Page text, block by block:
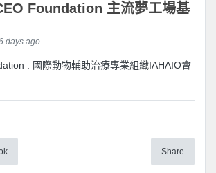
Foundation 主流夢工場基
days ago
: 國際動物輔助治療專業組織IAHAIO會
Share